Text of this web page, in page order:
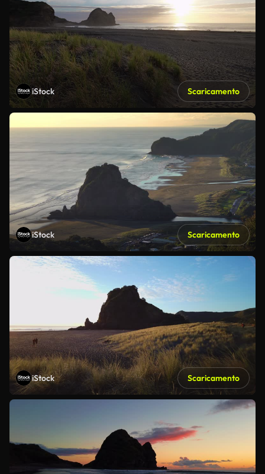
iStock Scaricamento
iStock Scaricamento
iStock Scaricamento